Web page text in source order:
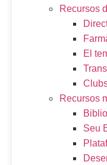
Recursos
El
Recursos
Seu